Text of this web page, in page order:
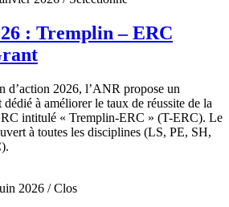
: Tremplin – ERC
d’action 2026, l’ANR propose un
à améliorer le taux de réussite de la
intitulé « Tremplin-ERC » (T-ERC). Le
à toutes les disciplines (LS, PE, SH,
2026 / Clos